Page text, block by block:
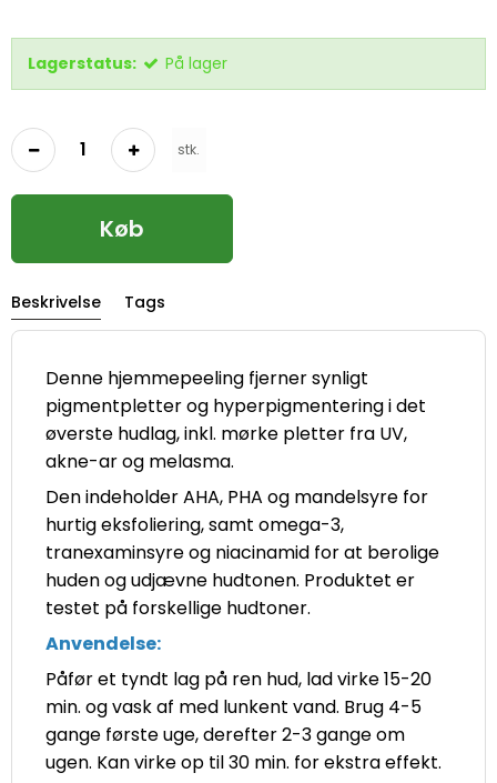
Lagerstatus: På lager
stk.
Køb
Beskrivelse Tags
Denne hjemmepeeling fjerner synligt
pigmentpletter og hyperpigmentering i det
øverste hudlag, inkl. mørke pletter fra UV,
akne-ar og melasma.
Den indeholder AHA, PHA og mandelsyre for
hurtig eksfoliering, samt omega-3,
tranexaminsyre og niacinamid for at berolige
huden og udjævne hudtonen. Produktet er
testet på forskellige hudtoner.
Anvendelse:
Påfør et tyndt lag på ren hud, lad virke 15-20
min. og vask af med lunkent vand. Brug 4-5
gange første uge, derefter 2-3 gange om
ugen. Kan virke op til 30 min. for ekstra effekt.